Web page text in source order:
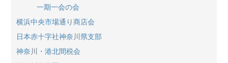
一期一会の会
横浜中央市場通り商店会
日本赤十字社神奈川県支部
神奈川・港北間税会